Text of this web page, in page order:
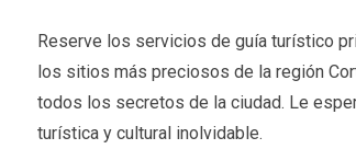
Reserve los servicios de guía turístico
los sitios más preciosos de la región
todos los secretos de la ciudad. Le
turística y cultural inolvidable.